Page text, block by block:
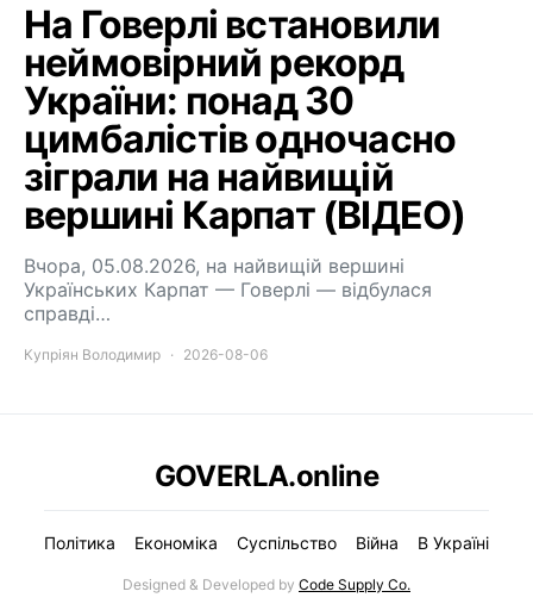
На Говерлі встановили
неймовірний рекорд
України: понад 30
цимбалістів одночасно
зіграли на найвищій
вершині Карпат (ВІДЕО)
Вчора, 05.08.2026, на найвищій вершині
Українських Карпат — Говерлі — відбулася
справді…
Купріян Володимир 2026-08-06
GOVERLA.online
Політика Економіка Суспільство Війна В Україні
Designed & Developed by Code Supply Co.